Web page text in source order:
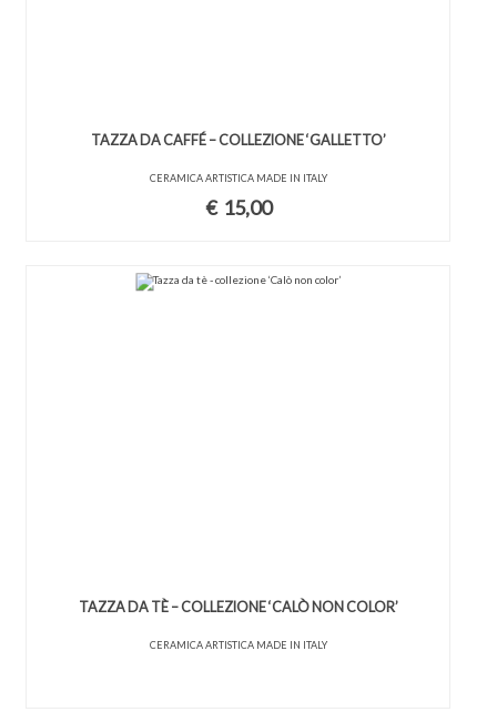
TAZZA DA CAFFÉ – COLLEZIONE ‘GALLETTO’
CERAMICA ARTISTICA MADE IN ITALY
€ 15,00
TAZZA DA TÈ – COLLEZIONE ‘CALÒ NON COLOR’
CERAMICA ARTISTICA MADE IN ITALY